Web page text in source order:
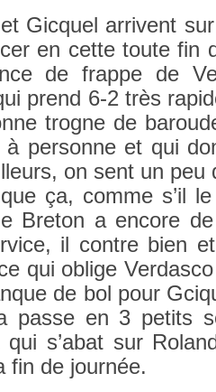
Gic­quel ar­rivent
en cette toute fin
de frap­pe de
prend 6-2 très
trog­ne de
per­son­ne et qui
on sent un
ça, comme s’il
Breton a en­core
il con­tre bien
qui ob­lige
de bol pour
passe en 3 petits
qui s’abat sur
fin de journée.